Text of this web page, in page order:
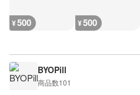
¥500 ¥500
BYOPill
商品数101